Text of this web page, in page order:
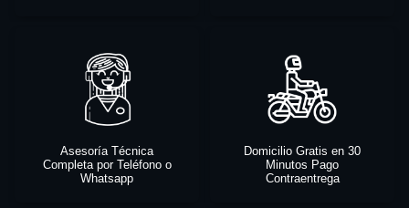
Asesoría Técnica
Completa por Teléfono o
Whatsapp
Domicilio Gratis en 30
Minutos Pago
Contraentrega